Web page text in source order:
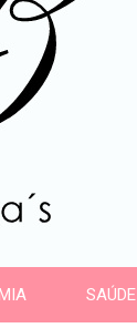
SAÚDE